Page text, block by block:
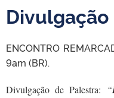
TELEFONES
ENCONTRO
9am (BR).
Divulgação de Palestra: “